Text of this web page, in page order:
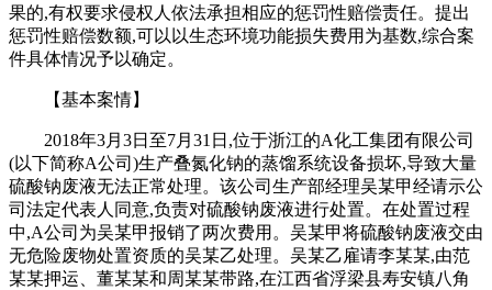
果的,有权要求侵权人依法承担相应的惩罚性赔偿责任。提出
惩罚性赔偿数额,可以以生态环境功能损失费用为基数,综合案
件具体情况予以确定。
【基本案情】
2018年3月3日至7月31日,位于浙江的A化工集团有限公司
(以下简称A公司)生产叠氮化钠的蒸馏系统设备损坏,导致大量
硫酸钠废液无法正常处理。该公司生产部经理吴某甲经请示公
司法定代表人同意,负责对硫酸钠废液进行处置。在处置过程
中,A公司为吴某甲报销了两次费用。吴某甲将硫酸钠废液交由
无危险废物处置资质的吴某乙处理。吴某乙雇请李某某,由范
某某押运、董某某和周某某带路,在江西省浮梁县寿安镇八角